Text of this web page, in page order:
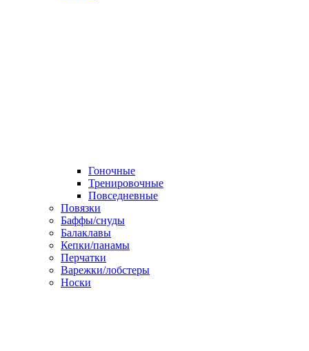
Гоночные
Тренировочные
Повседневные
Повязки
Баффы/снуды
Балаклавы
Кепки/панамы
Перчатки
Варежки/лобстеры
Носки